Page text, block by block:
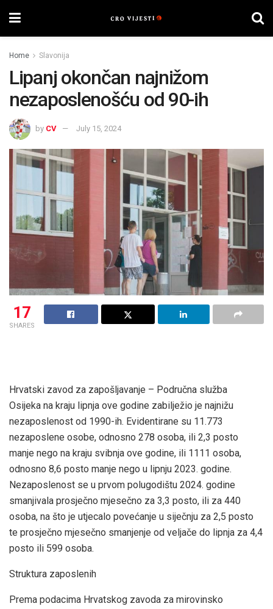
Home Slavonija
Lipanj okončan najnižom
nezaposlenošću od 90-ih
by CV July 15, 2024
17
SHARES
Hrvatski zavod za zapošljavanje – Područna služba
Osijeka na kraju lipnja ove godine zabilježio je najnižu
nezaposlenost od 1990-ih. Evidentirane su 11.773
nezaposlene osobe, odnosno 278 osoba, ili 2,3 posto
manje nego na kraju svibnja ove godine, ili 1111 osoba,
odnosno 8,6 posto manje nego u lipnju 2023. godine.
Nezaposlenost se u prvom polugodištu 2024. godine
smanjivala prosječno mjesečno za 3,3 posto, ili za 440
osoba, na što je utjecalo povećanje u siječnju za 2,5 posto
te prosječno mjesečno smanjenje od veljače do lipnja za 4,4
posto ili 599 osoba.
Struktura zaposlenih
Prema podacima Hrvatskog zavoda za mirovinsko